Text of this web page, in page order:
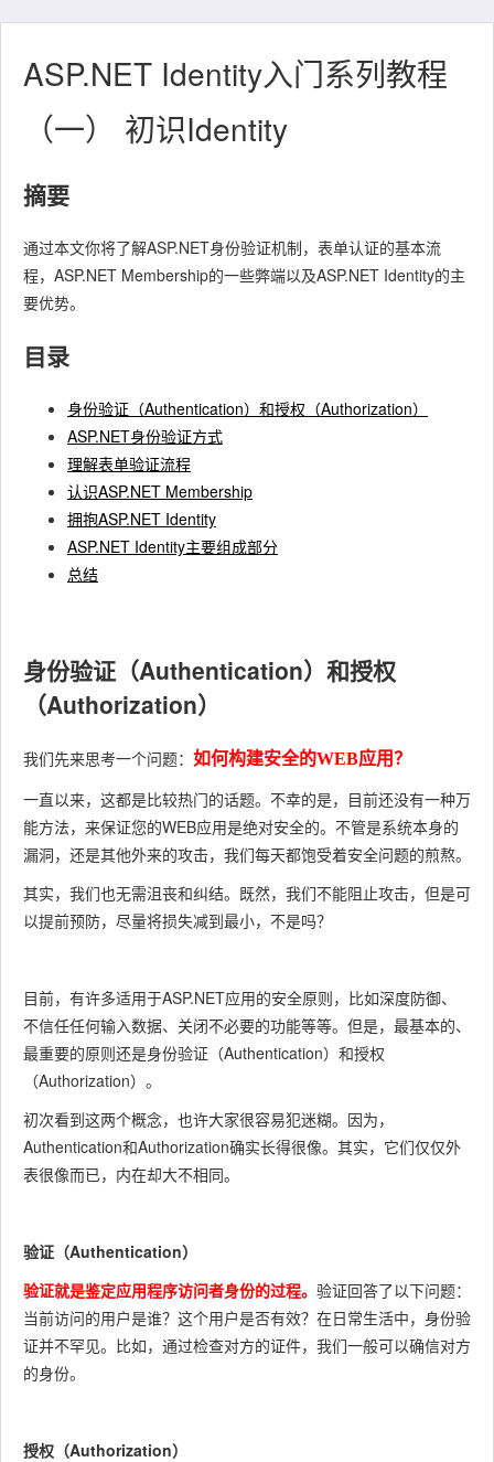
ASP.NET Identity入门系列教程
（一） 初识Identity
摘要
通过本文你将了解ASP.NET身份验证机制，表单认证的基本流
程，ASP.NET Membership的一些弊端以及ASP.NET Identity的主
要优势。
目录
身份验证（Authentication）和授权（Authorization）
ASP.NET身份验证方式
理解表单验证流程
认识ASP.NET Membership
拥抱ASP.NET Identity
ASP.NET Identity主要组成部分
总结
身份验证（Authentication）和授权
（Authorization）
我们先来思考一个问题： 如何构建安全的WEB应用？
一直以来，这都是比较热门的话题。不幸的是，目前还没有一种万
能方法，来保证您的WEB应用是绝对安全的。不管是系统本身的
漏洞，还是其他外来的攻击，我们每天都饱受着安全问题的煎熬。
其实，我们也无需沮丧和纠结。既然，我们不能阻止攻击，但是可
以提前预防，尽量将损失减到最小，不是吗？
目前，有许多适用于ASP.NET应用的安全原则，比如深度防御、
不信任任何输入数据、关闭不必要的功能等等。但是，最基本的、
最重要的原则还是身份验证（Authentication）和授权
（Authorization）。
初次看到这两个概念，也许大家很容易犯迷糊。因为，
Authentication和Authorization确实长得很像。其实，它们仅仅外
表很像而已，内在却大不相同。
验证（Authentication）
验证就是鉴定应用程序访问者身份的过程。 验证回答了以下问题：
当前访问的用户是谁？这个用户是否有效？ 在日常生活中，身份验
证并不罕见。比如，通过检查对方的证件，我们一般可以确信对方
的身份。
授权（Authorization）